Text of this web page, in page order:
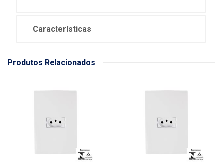
Características
Produtos Relacionados